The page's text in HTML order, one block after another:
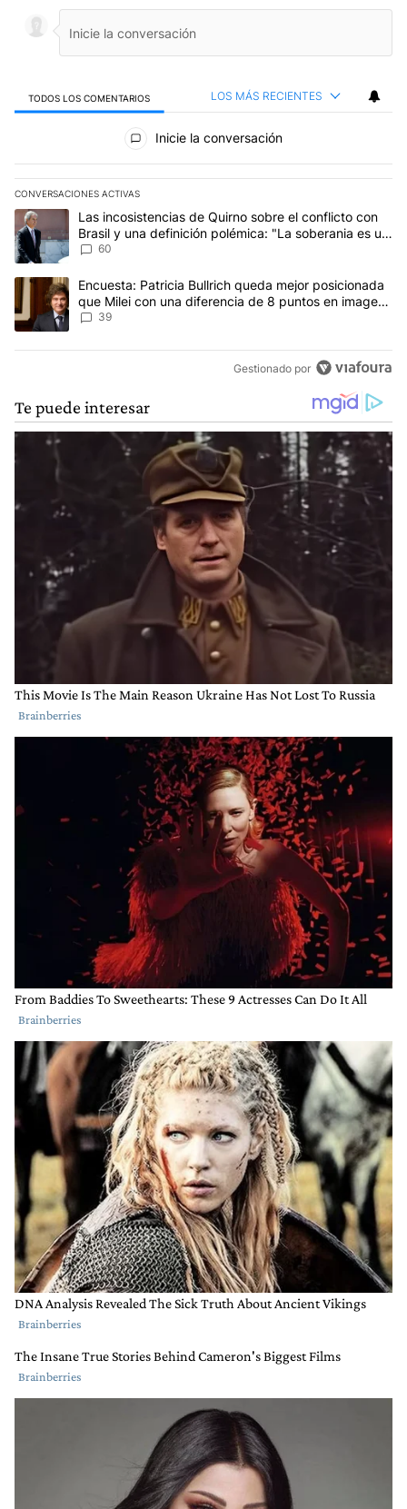
TODOS LOS COMENTARIOS LOS MÁS RECIENTES
Todos los comentarios
Inicie la conversación
CONVERSACIONES ACTIVAS
Este listado muestra los artículos con más comentarios en los
Un artículo de tendencia con el título "Las incosistencias de
Las incosistencias de Quirno sobre el conflicto con
Brasil y una definición polémica: "La soberania es un
concepto antiguo"
60
Un artículo de tendencia con el título "Encuesta: Patricia
Encuesta: Patricia Bullrich queda mejor posicionada
que Milei con una diferencia de 8 puntos en imagen
negativa
39
Gestionado por